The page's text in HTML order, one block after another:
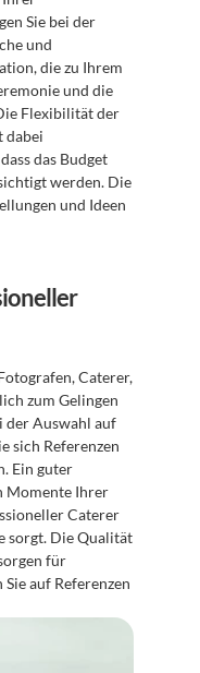
Sie bei der
und
die zu Ihrem
und die
Flexibilität der
dabei
das Budget
werden. Die
und Ideen
Caterer,
zum Gelingen
der Auswahl auf
sich Referenzen
Ein guter
Momente Ihrer
Caterer
sorgt. Die Qualität
für
auf Referenzen